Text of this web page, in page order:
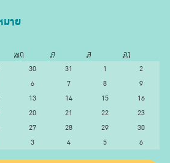
มาย
พฤ ศ ส
อา
30 31 1
2
6 7 8
9
13 14 15
16
20 21 22
23
27 28 29
30
3 4 5 6